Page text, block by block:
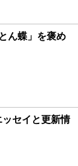
ん蝶」を褒め
セイと更新情